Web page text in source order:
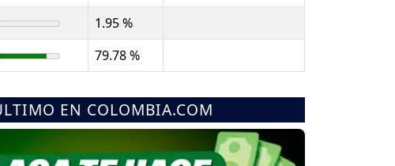
1.95 %
79.78 %
EN COLOMBIA.COM